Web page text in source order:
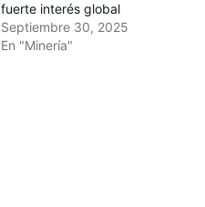
fuerte interés global
Septiembre 30, 2025
En "Minería"